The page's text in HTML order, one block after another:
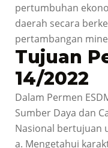
pertumbuhan
daerah secara
pertambangan
Tujuan
14/2022
Dalam Permen
Sumber Daya dan
Nasional bertujuan
a. Mengetahui